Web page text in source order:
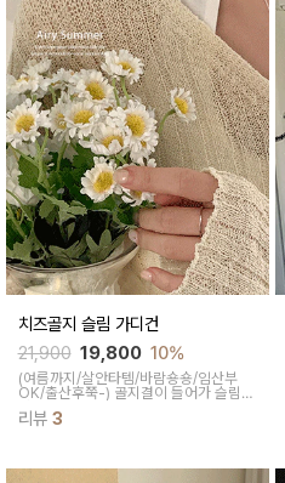
치즈골지 슬림 가디건
21,900 19,800 10%
(여름까지/살안타템/바람숑숑/임산부
OK/출산후쭉-) 골지결이 들어가 슬림한
바디라인을 연출해주고 세미크롭 기장과
브이넥 스타일로 경쾌하면서 여성스러운
리뷰 3